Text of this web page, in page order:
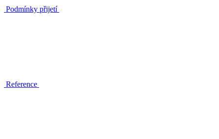
Podmínky přijetí
Reference